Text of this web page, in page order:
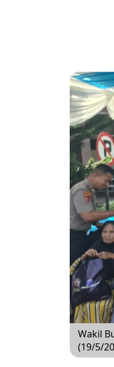
Wakil
(19/5/